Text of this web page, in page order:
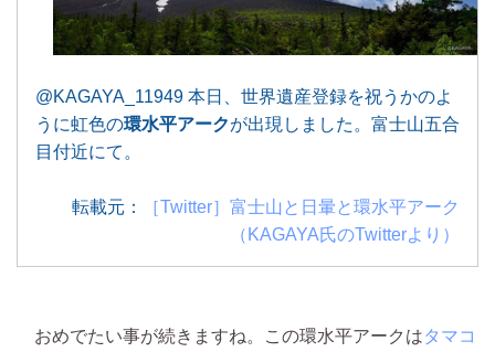
@KAGAYA_11949 本日、世界遺産登録を祝うかのよ
うに虹色の環水平アークが出現しました。富士山五合
目付近にて。
転載元：
［Twitter］富士山と日暈と環水平アーク
（KAGAYA氏のTwitterより）
おめでたい事が続きますね。この環水平アークはタマコ